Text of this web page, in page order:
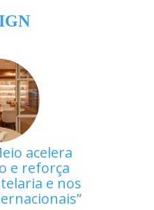
acelera
e reforça
e nos